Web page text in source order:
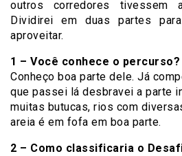
outros corredores tivessem
Dividirei em duas partes
aproveitar.
1 – Você conhece o percurso?
Conheço boa parte dele. Já
que passei lá desbravei a parte
muitas butucas, rios com
areia é em fofa em boa parte.
2 – Como classificaria o